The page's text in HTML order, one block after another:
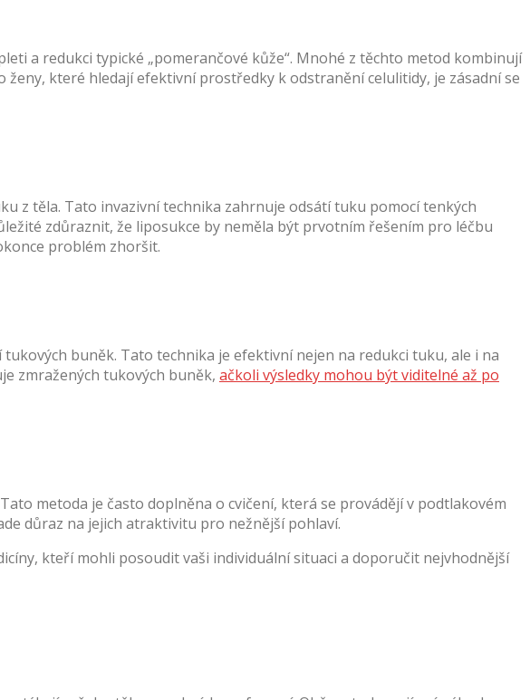
a redukci typické „pomerančové kůže“. Mnohé z těchto metod kombinují
které hledají efektivní prostředky k odstranění celulitidy, je zásadní se
z těla. Tato invazivní technika zahrnuje odsátí tuku pomocí tenkých
zdůraznit, že liposukce by neměla být prvotním řešením pro léčbu
problém zhoršit.
buněk. Tato technika je efektivní nejen na redukci tuku, ale i na
zmražených tukových buněk, ačkoli výsledky mohou být viditelné až po
metoda je často doplněna o cvičení, která se provádějí v podtlakovém
důraz na jejich atraktivitu pro nežnější pohlaví.
kteří mohli posoudit vaši individuální situaci a doporučit nejvhodnější